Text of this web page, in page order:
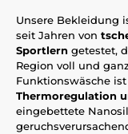
Unsere Bekleidung
seit Jahren von
Sportlern getestet,
Region voll und
Funktionswäsche
Thermoregulation
eingebettete